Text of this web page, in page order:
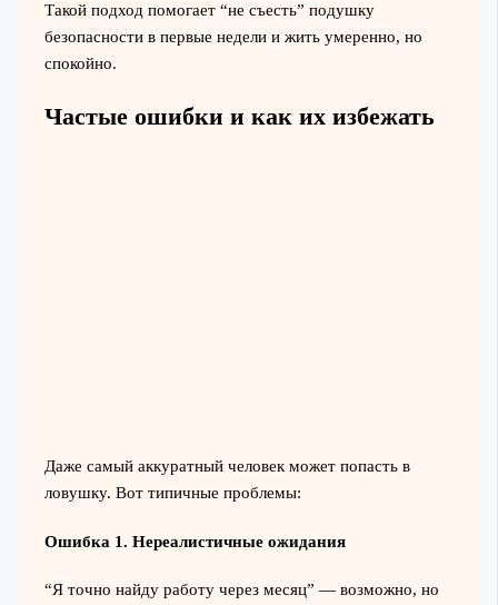
Такой подход помогает “не съесть” подушку
безопасности в первые недели и жить умеренно, но
спокойно.
Частые ошибки и как их избежать
Даже самый аккуратный человек может попасть в
ловушку. Вот типичные проблемы:
Ошибка 1. Нереалистичные ожидания
“Я точно найду работу через месяц” — возможно, но